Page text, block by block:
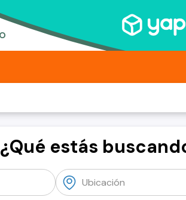
¿Qué estás